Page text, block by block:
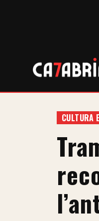
CULTURA